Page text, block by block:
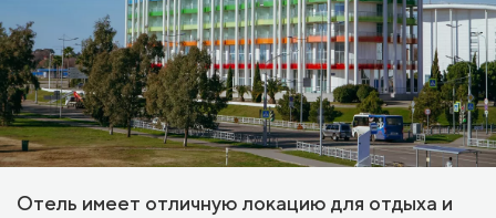
Отель имеет отличную локацию для отдыха и